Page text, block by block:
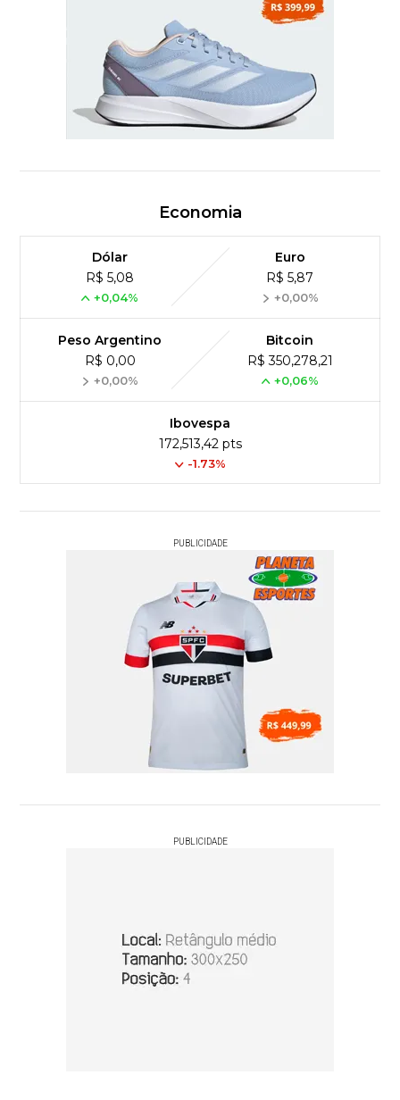
Economia
Dólar
R$ 5,08
+0,04%
Euro
R$ 5,87
+0,00%
Peso Argentino
R$ 0,00
+0,00%
Bitcoin
R$ 350,278,21
+0,06%
Ibovespa
172,513,42 pts
-1.73%
PUBLICIDADE
PUBLICIDADE